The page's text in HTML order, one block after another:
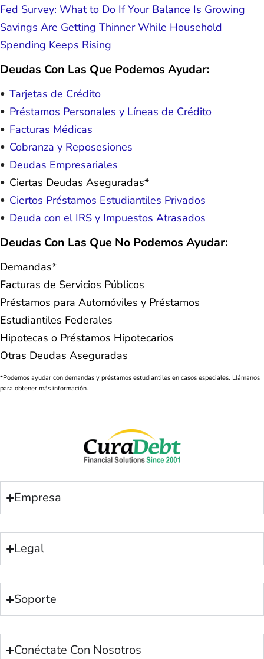
Fed Survey: What to Do If Your Balance Is Growing
Savings Are Getting Thinner While Household
Spending Keeps Rising
Deudas Con Las Que Podemos Ayudar:
Tarjetas de Crédito
Préstamos Personales y Líneas de Crédito
Facturas Médicas
Cobranza y Reposesiones
Deudas Empresariales
Ciertas Deudas Aseguradas*
Ciertos Préstamos Estudiantiles Privados
Deuda con el IRS y Impuestos Atrasados
Deudas Con Las Que No Podemos Ayudar:
Demandas*
Facturas de Servicios Públicos
Préstamos para Automóviles y Préstamos
Estudiantiles Federales
Hipotecas o Préstamos Hipotecarios
Otras Deudas Aseguradas
*Podemos ayudar con demandas y préstamos estudiantiles en casos especiales. Llámanos
para obtener más información.
Empresa
Legal
Soporte
Conéctate Con Nosotros